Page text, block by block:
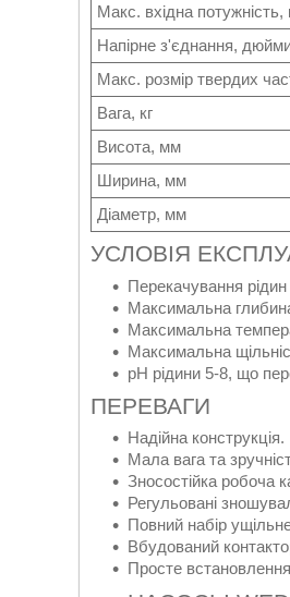
Макс. вхідна потужність,
Напірне з'єднання,
Макс. розмір твердих
Вага, кг
Висота, мм
Ширина, мм
Діаметр, мм
УСЛОВІЯ
Перекачування
Максимальна
Максимальна
Максимальна
рН рідини 5-8, що
ПЕРЕВАГИ
Надійна конструкція.
Мала вага та
Зносостійка робоча
Регульовані
Повний набір
Вбудований
Просте